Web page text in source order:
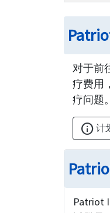
对于前
疗费用
疗问题
info 计
Patriot